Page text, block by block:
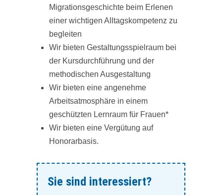
Migrationsgeschichte beim Erlenen
einer wichtigen Alltagskompetenz zu
begleiten
Wir bieten Gestaltungsspielraum bei
der Kursdurchführung und der
methodischen Ausgestaltung
Wir bieten eine angenehme
Arbeitsatmosphäre in einem
geschützten Lernraum für Frauen*
Wir bieten eine Vergütung auf
Honorarbasis.
Sie sind interessiert?